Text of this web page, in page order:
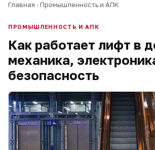
Главная · Промышленность и АПК
ПРОМЫШЛЕННОСТЬ И АПК
Как работает лифт в
механика,
безопасность